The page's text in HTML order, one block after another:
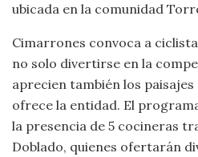
ubicada en la comunidad
Cimarrones convoca a
no solo divertirse en la
aprecien también los
ofrece la entidad. El
la presencia de 5 cocineras
Doblado, quienes ofertarán